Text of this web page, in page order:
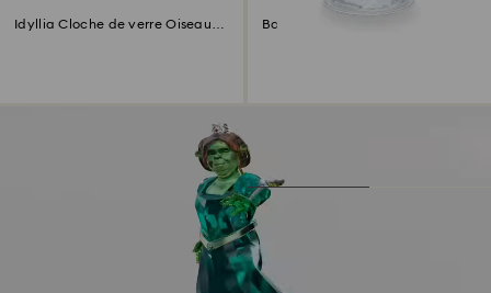
Idyllia Cloche de verre Oiseaux
Bouquet de Roses